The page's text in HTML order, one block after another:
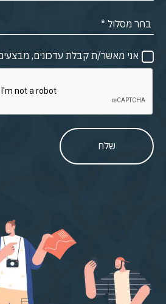
אני מאשר/ת קבלת עדכונים,
שלח